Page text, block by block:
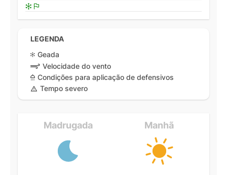
LEGENDA
Geada
Velocidade do vento
Condições para aplicação de defensivos
Tempo severo
Madrugada Manhã